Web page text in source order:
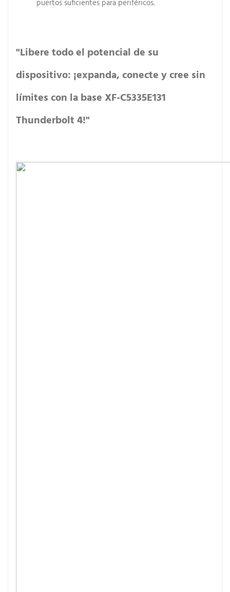
puertos suficientes para periféricos.
"Libere todo el potencial de su
dispositivo: ¡expanda, conecte y cree sin
límites con la base XF-C5335E131
Thunderbolt 4!"